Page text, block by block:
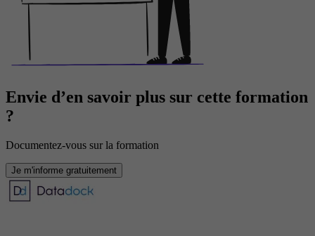
Envie d’en savoir plus sur cette formation
?
Documentez-vous sur la formation
Je m'informe gratuitement